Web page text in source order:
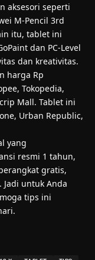
aksesori seperti
M-Pencil 3rd
itu, tablet ini
dan PC-Level
dan kreativitas.
harga Rp
Tokopedia,
Mall. Tablet ini
Urban Republic,
yang
resmi 1 tahun,
gratis,
untuk Anda
tips ini